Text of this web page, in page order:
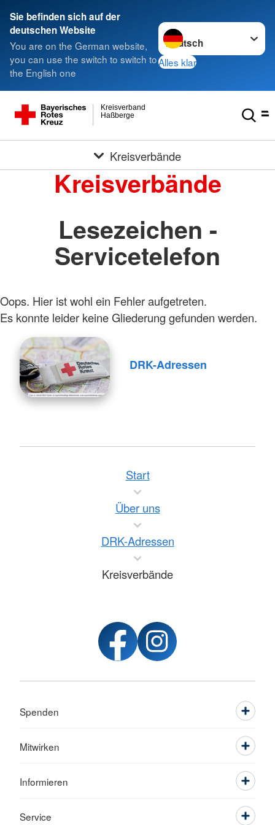
Sie befinden sich auf der
deutschen Website
You are on the German website,
you can use the switch to switch to
the English one
Sprache wechseln zu
Alles klar
Haßberge
Kreisverband
Kreisverbände
Kreisverbände
Lesezeichen -
Servicetelefon
Oops. Hier ist wohl ein Fehler aufgetreten.
Es konnte leider keine Gliederung gefunden werden.
DRK-Adressen
Start
Über uns
DRK-Adressen
Kreisverbände
Spenden
Mitwirken
Informieren
Service